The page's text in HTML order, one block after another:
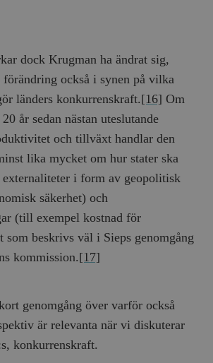
dock Krugman ha ändrat sig,
också i synen på vilka
länders konkurrenskraft.[16] Om
år sedan nästan uteslutande
och tillväxt handlar den
lika mycket om hur stater ska
externaliteter i form av geopolitisk
säkerhet) och
(till exempel kostnad för
beskrivs väl i Sieps genomgång
kommission.[17]
genomgång över varför också
är relevanta när vi diskuterar
konkurrenskraft.